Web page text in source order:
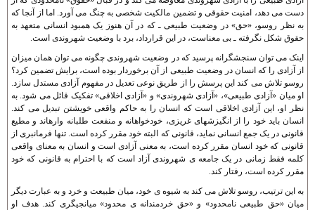
دست می دهد، امنيت حقوقی و تضمين مالکيت شخصی به چنگ می آورد. اما از آنجا که
به نظر روسو، «حق» در وضعيت طبيعی ـ که در آن هنوز يک همبود انسانی متعهد به
حقوق شکل نگرفته ـ بی معناست، در اين قرارداد، برد با وضعيت شهروندی است.
اينک می توان سنجشگرانه پرسيد که در وضعيت شهروندی چگونه می توان همان ميزان
از آزادی را که انسان در وضعيت طبيعی از آن برخوردار بوده است، برايش تضمين کرد؟
روسو تلاش می کند اين پرسش را از طريق نوعی تعديل در مفهوم آزادی مستدل سازد.
او ميان «آزادی طبيعی»، «آزادی شهروندی» و «آزادی اخلاقی» تفکيک قائل می شود. به
نظر او، اين آزادی اخلاقی است که انسان را به حاکم واقعی خويشتن تبديل می کند.
انسان بايد خود را از انگيزشهای غريزی، خودخواهانه و منفعت طلبانه وارهاند و مطيع
قانونی در يک جمع انسانی نمايد، قانونی که البته خود مقرر کرده است. تنها فرمانبری از
قانونی که خود انسان مقرر کرده است، به معنی آزادی است و انسان به معنای واقعی
کلمه فقط زمانی در يک جامعه ی شهروندی آزاد است که با احترام به قانونی که خود
مقرر کرده است، رفتار کند.
به اين ترتيب، روسو تلاش می کند به شيوه ی خود، ميان طبيعت و خرد و به عبارت ديگر
ميان «حق طبيعی نامحدود» و «حق خردمندانه ی محدود» ميانجيگری کند. هدف او